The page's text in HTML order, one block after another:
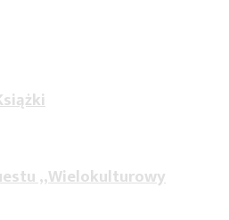
„Wielokulturowy